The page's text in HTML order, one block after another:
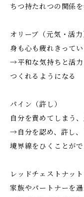
ちつ持たれつの関係
オリーブ（元気・活力
身も心も疲れきって
→平和な気持ちと活
つくれるようになる
パイン（許し）
自分を責めてしまう
→自分を認め、許し、
境界線をひくことがで
レッドチェストナット
家族やパートナーを